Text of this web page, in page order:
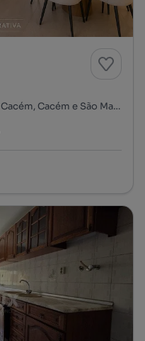
Rua Nova do Zambujal, Agualva-Cacém, Cacém e São Marcos, Sintra, Lisboa